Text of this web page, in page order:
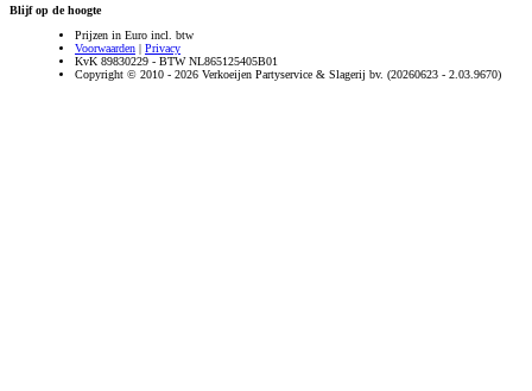
Blijf op de hoogte
Prijzen in Euro incl. btw
Voorwaarden
Privacy
KvK 89830229 - BTW NL865125405B01
Copyright © 2010 - 2026 Verkoeijen Partyservice & Slagerij bv. (20260623 - 2.03.9670)